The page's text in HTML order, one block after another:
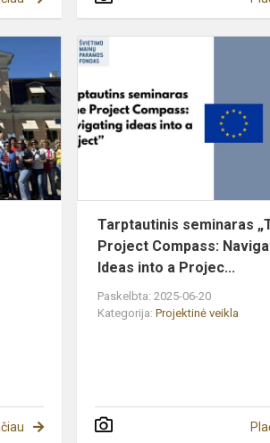
„Aš
gamtos
dalis“
Tarptautinis seminaras
Project Compass:
Ideas into a Projec...
Paskelbta: 2025-06-20
Kategorija:Projektinė veikla